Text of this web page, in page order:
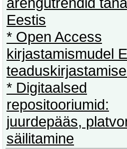
Eestis
* Open Access
kirjastamismudel
* Digitaalsed
repositooriumid:
juurdepääs,
säilitamine